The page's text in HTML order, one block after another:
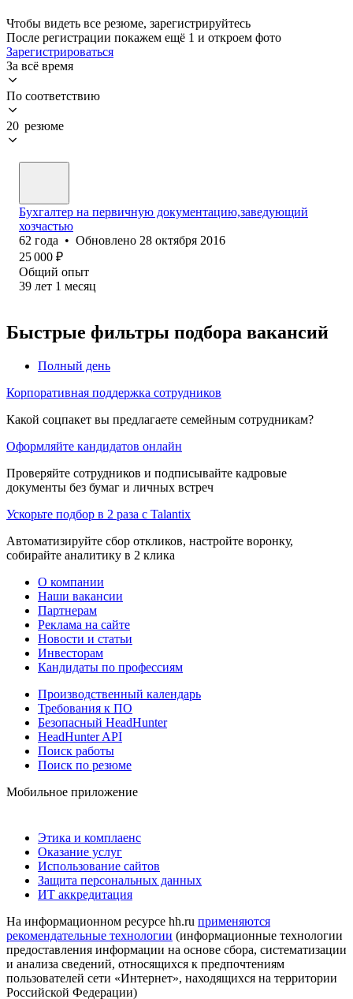
Чтобы видеть все резюме, зарегистрируйтесь
После регистрации покажем ещё 1 и откроем фото
Зарегистрироваться
За всё время
По соответствию
20 резюме
Бухгалтер на первичную документацию,заведующий
хозчастью
62 года • Обновлено 28 октября 2016
25 000 ₽
Общий опыт
39 лет 1 месяц
Быстрые фильтры подбора вакансий
Полный день
Корпоративная поддержка сотрудников
Какой соцпакет вы предлагаете семейным сотрудникам?
Оформляйте кандидатов онлайн
Проверяйте сотрудников и подписывайте кадровые
документы без бумаг и личных встреч
Ускорьте подбор в 2 раза с Talantix
Автоматизируйте сбор откликов, настройте воронку,
собирайте аналитику в 2 клика
О компании
Наши вакансии
Партнерам
Реклама на сайте
Новости и статьи
Инвесторам
Кандидаты по профессиям
Производственный календарь
Требования к ПО
Безопасный HeadHunter
HeadHunter API
Поиск работы
Поиск по резюме
Мобильное приложение
Этика и комплаенс
Оказание услуг
Использование сайтов
Защита персональных данных
ИТ аккредитация
На информационном ресурсе hh.ru применяются
рекомендательные технологии (информационные технологии
предоставления информации на основе сбора, систематизации
и анализа сведений, относящихся к предпочтениям
пользователей сети «Интернет», находящихся на территории
Российской Федерации)